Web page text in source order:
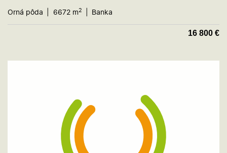
Orná pôda
6672 m2 Banka
16 800 €